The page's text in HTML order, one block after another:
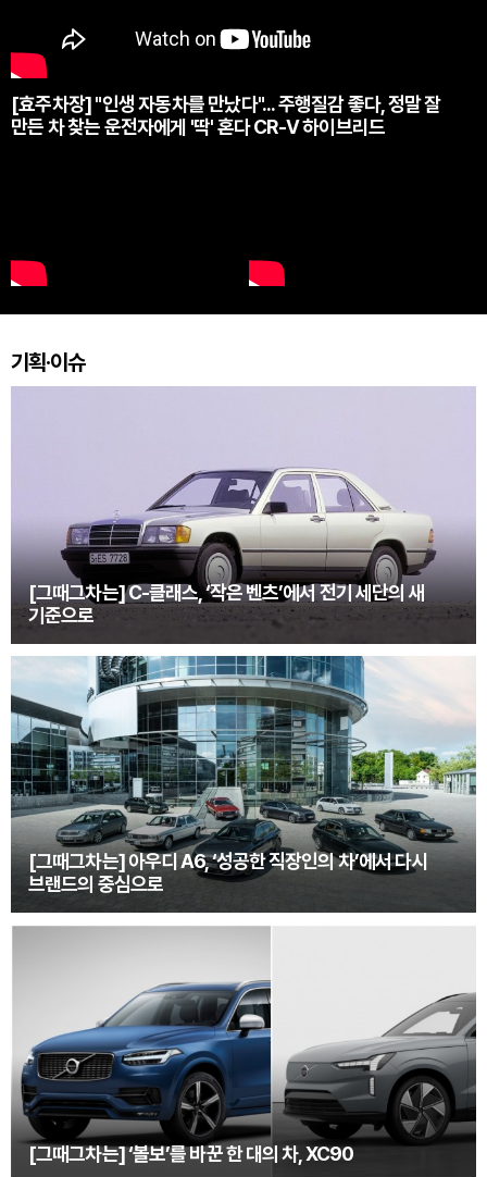
[효주차장] "인생 자동차를 만났다"... 주행질감 좋다, 정말 잘
만든 차 찾는 운전자에게 '딱' 혼다 CR-V 하이브리드
기획·이슈
[그때그차는] C-클래스, ‘작은 벤츠’에서 전기 세단의 새
기준으로
[그때그차는] 아우디 A6, ‘성공한 직장인의 차’에서 다시
브랜드의 중심으로
[그때그차는] ‘볼보’를 바꾼 한 대의 차, XC90